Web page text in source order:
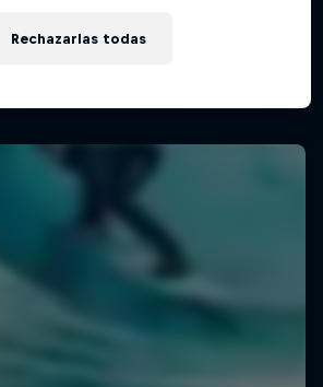
Rechazarlas todas